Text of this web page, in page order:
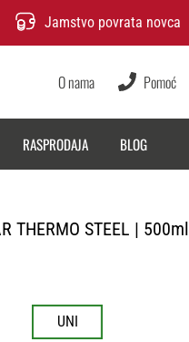
Jamstvo povrata novca
O nama Pomoć
RASPRODAJA BLOG
THERMO STEEL | 500ml
UNI